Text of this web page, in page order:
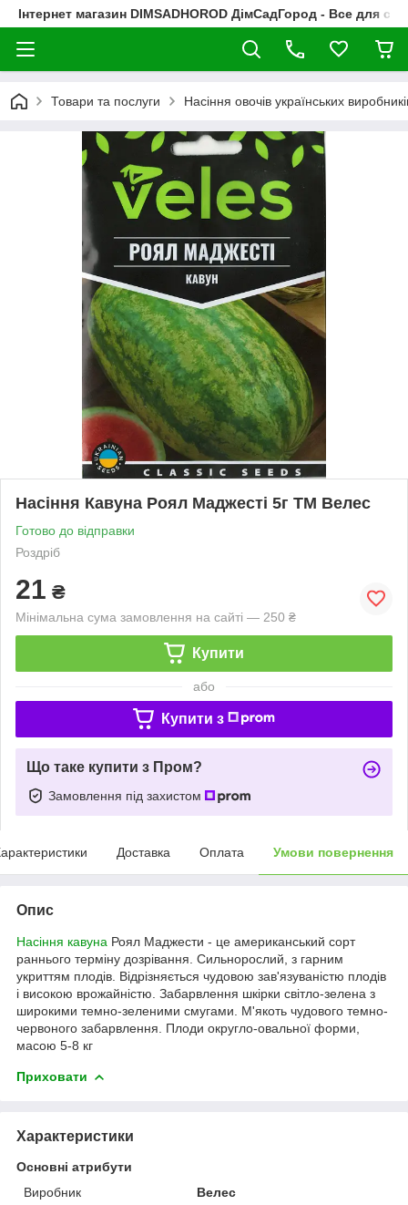
Інтернет магазин DIMSADHOROD ДімСадГород - Все для
Товари та послуги Насіння овочів українських
Насіння Кавуна Роял Маджесті 5г ТМ Велес
Готово до відправки
Роздріб
21 ₴
Мінімальна сума замовлення на сайті — 250 ₴
Купити
або
Купити з
Що таке купити з Пром?
Замовлення під захистом
Доставка Оплата Умови повернення
Опис
Насіння кавуна Роял Маджести - це американський сорт
раннього терміну дозрівання. Сильнорослий, з гарним
укриттям плодів. Відрізняється чудовою зав'язуваністю плодів
і високою врожайністю. Забарвлення шкірки світло-зелена з
широкими темно-зеленими смугами. М'якоть чудового темно-
червоного забарвлення. Плоди округло-овальної форми,
масою 5-8 кг
Приховати
Характеристики
Основні атрибути
Виробник
Велес